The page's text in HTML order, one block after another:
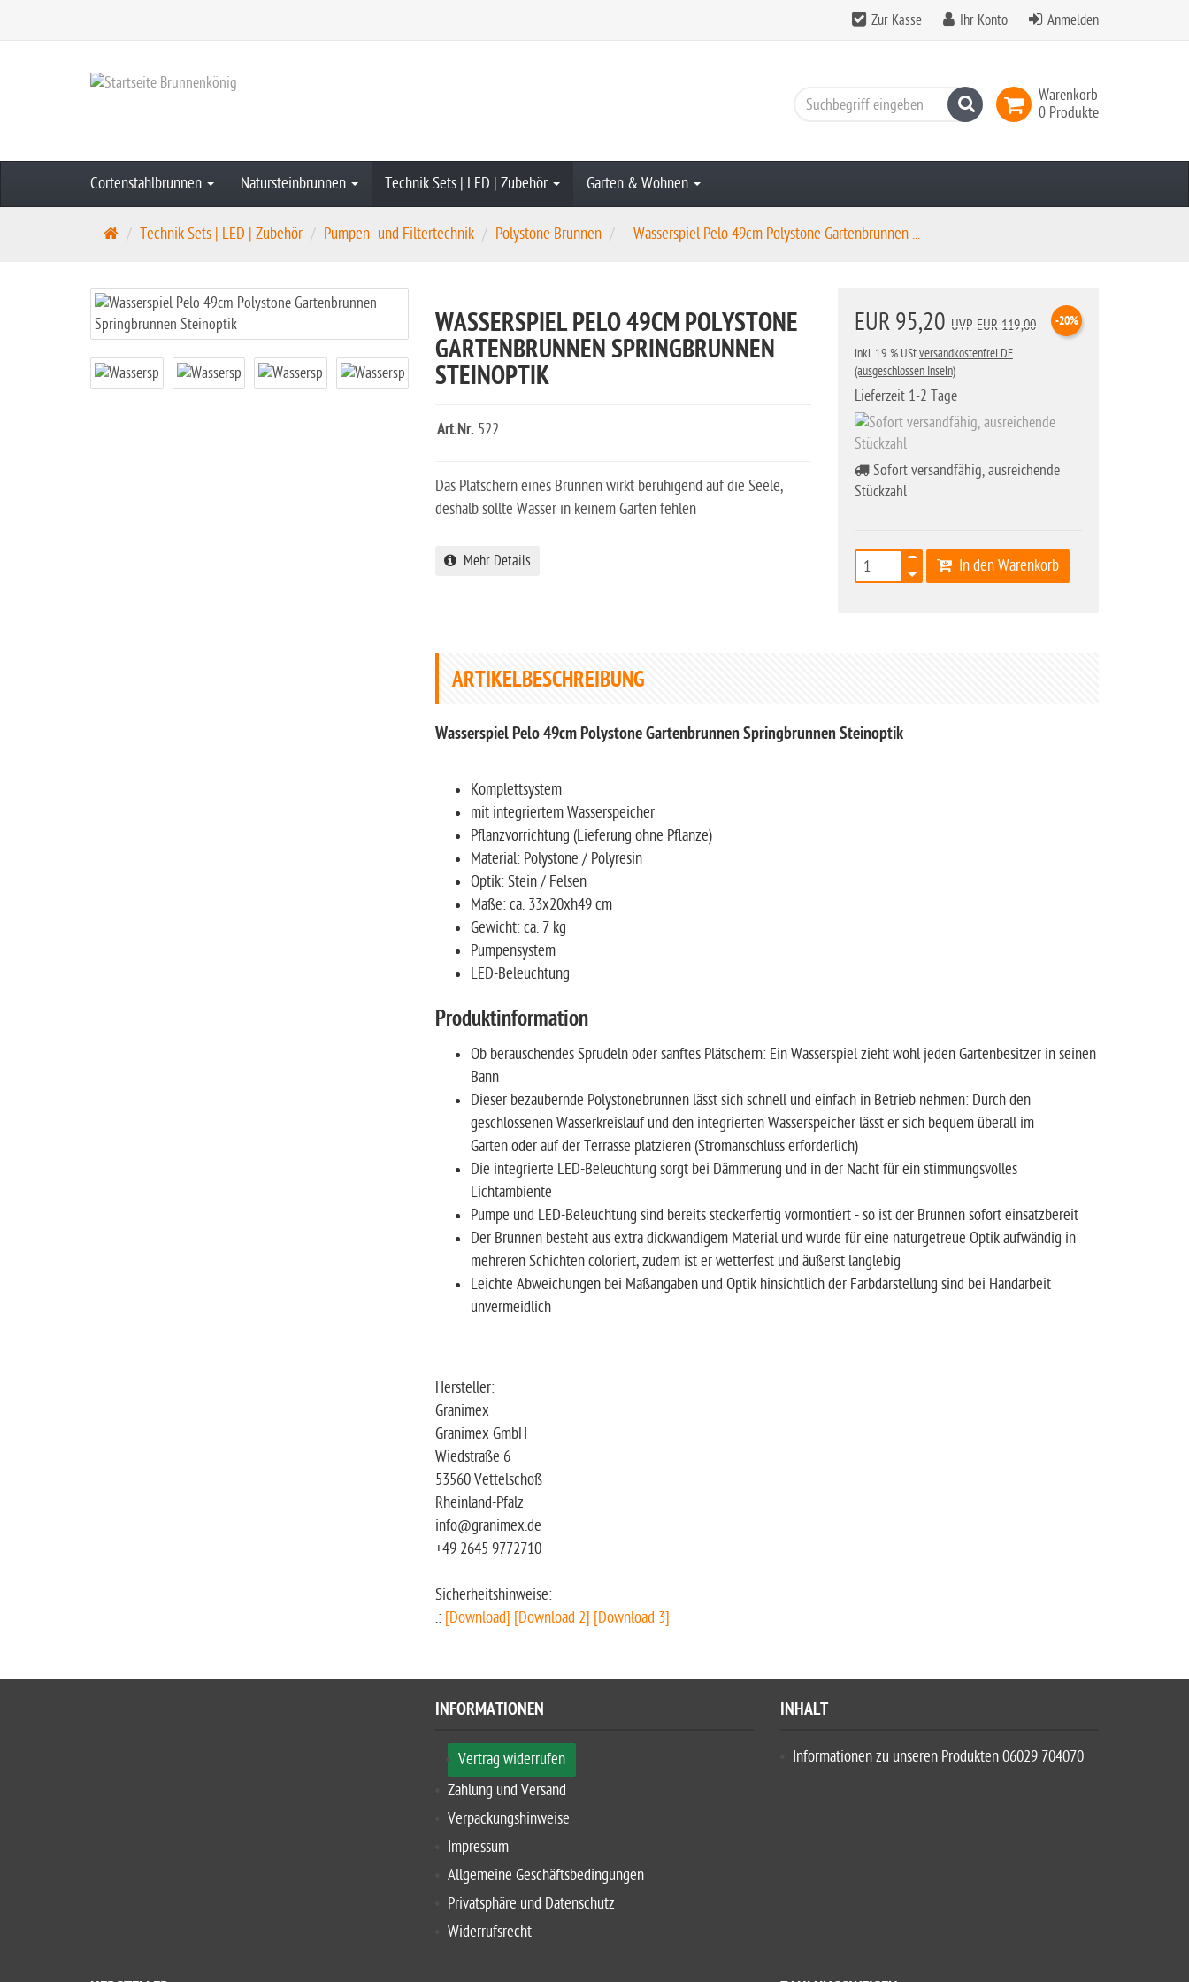
Zur Kasse Ihr Konto Anmelden
Warenkorb
0 Produkte
Suchen
Cortenstahlbrunnen Natursteinbrunnen Technik Sets | LED | Zubehör Garten & Wohnen
S
r
t
e
i
Technik Sets | LED | Zubehör Pumpen- und Filtertechnik Polystone Brunnen Wasserspiel Pelo 49cm Polystone Gartenbrunnen ...
EUR 95,20 -20%
UVP EUR 119,00
inkl. 19 % UStversandkostenfrei DE
(ausgeschlossen Inseln)
Lieferzeit 1-2 Tage
Sofort versandfähig, ausreichende
Stückzahl
In den Warenkorb
WASSERSPIEL PELO 49CM POLYSTONE
GARTENBRUNNEN SPRINGBRUNNEN
STEINOPTIK
Art.Nr. 522
Das Plätschern eines Brunnen wirkt beruhigend auf die Seele,
deshalb sollte Wasser in keinem Garten fehlen
Mehr Details
ARTIKELBESCHREIBUNG
Wasserspiel Pelo 49cm Polystone Gartenbrunnen Springbrunnen Steinoptik
Komplettsystem
mit integriertem Wasserspeicher
Pflanzvorrichtung (Lieferung ohne Pflanze)
Material: Polystone / Polyresin
Optik: Stein / Felsen
Maße: ca. 33x20xh49 cm
Gewicht: ca. 7 kg
Pumpensystem
LED-Beleuchtung
Produktinformation
Ob berauschendes Sprudeln oder sanftes Plätschern: Ein Wasserspiel zieht wohl jeden Gartenbesitzer in seinen
Bann
Dieser bezaubernde Polystonebrunnen lässt sich schnell und einfach in Betrieb nehmen: Durch den
geschlossenen Wasserkreislauf und den integrierten Wasserspeicher lässt er sich bequem überall im
Garten oder auf der Terrasse platzieren (Stromanschluss erforderlich)
Die integrierte LED-Beleuchtung sorgt bei Dämmerung und in der Nacht für ein stimmungsvolles
Lichtambiente
Pumpe und LED-Beleuchtung sind bereits steckerfertig vormontiert - so ist der Brunnen sofort einsatzbereit
Der Brunnen besteht aus extra dickwandigem Material und wurde für eine naturgetreue Optik aufwändig in
mehreren Schichten coloriert, zudem ist er wetterfest und äußerst langlebig
Leichte Abweichungen bei Maßangaben und Optik hinsichtlich der Farbdarstellung sind bei Handarbeit
unvermeidlich
Hersteller:
Granimex
Granimex GmbH
Wiedstraße 6
53560 Vettelschoß
Rheinland-Pfalz
info@granimex.de
+49 2645 9772710
Sicherheitshinweise:
.: [Download] [Download 2] [Download 3]
INFORMATIONEN
Vertrag widerrufen
Zahlung und Versand
Verpackungshinweise
Impressum
Allgemeine Geschäftsbedingungen
Privatsphäre und Datenschutz
Widerrufsrecht
INHALT
Informationen zu unseren Produkten 06029 704070